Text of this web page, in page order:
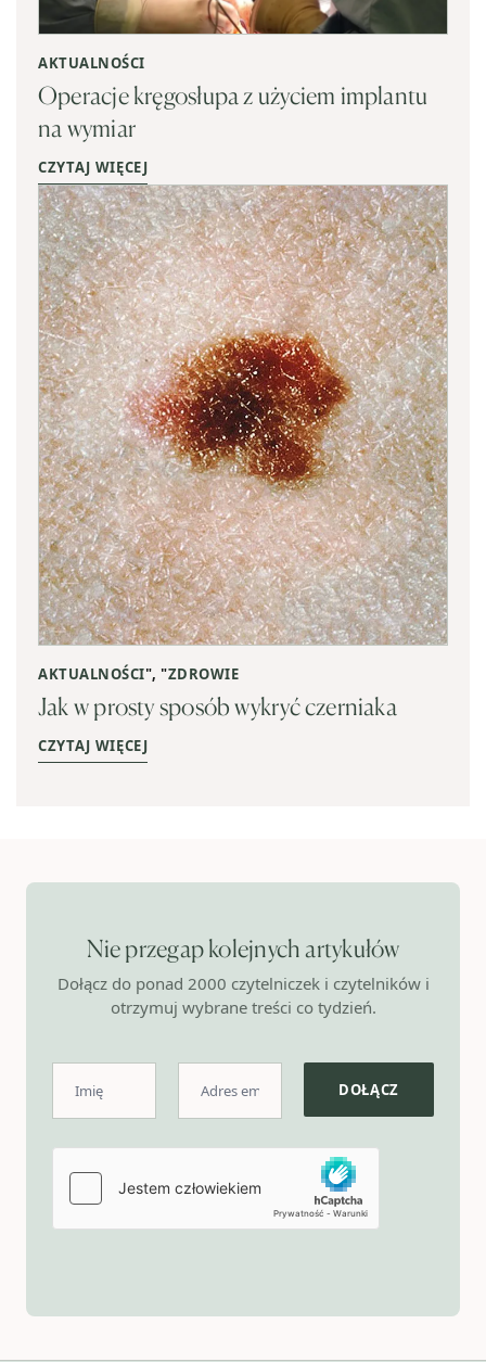
AKTUALNOŚCI
Operacje kręgosłupa z użyciem implantu
na wymiar
CZYTAJ WIĘCEJ
AKTUALNOŚCI", "ZDROWIE
Jak w prosty sposób wykryć czerniaka
CZYTAJ WIĘCEJ
Nie przegap kolejnych artykułów
Dołącz do ponad 2000 czytelniczek i czytelników i
otrzymuj wybrane treści co tydzień.